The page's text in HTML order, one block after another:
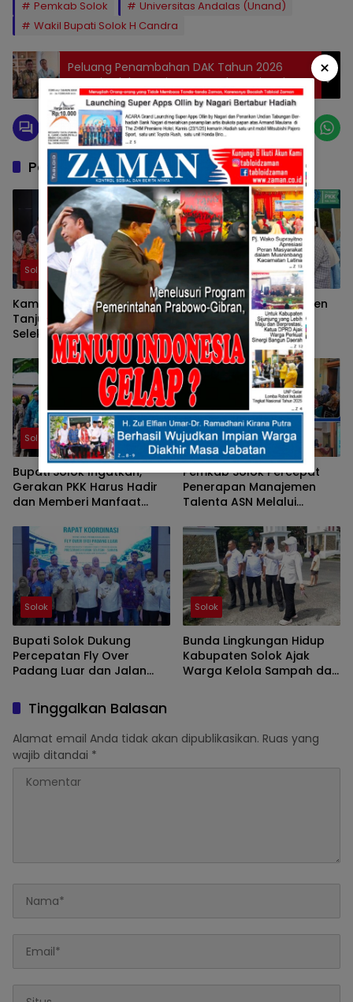
Pemkab Solok
Universitas Andalas (Unand)
Wakil Bupati Solok H Candra
Peluang Penambahan DAK Tahun 2026
Bupati Solok Jon Firman Pandu Kunjungi
Bappenas
Pos Terkait
Solok
Kampung KB Nagari
Tanjung Balik Solok Ikuti
Seleksi Wawancara
Tingkat Nasional 2026
Ketua TP-PKK Kabupaten
Solok Tunjukkan
Kepedulian terhadap
Korban Bencana
Sepanjang 2025
Solok
Bupati Solok Ingatkan,
Gerakan PKK Harus Hadir
dan Memberi Manfaat
Solok
Pemkab Solok Percepat
Penerapan Manajemen
Talenta ASN Melalui
Solok
Bupati Solok Dukung
Percepatan Fly Over
Padang Luar dan Jalan
Solok
Bunda Lingkungan Hidup
Kabupaten Solok Ajak
Warga Kelola Sampah dari
Tinggalkan Balasan
Alamat email Anda tidak akan dipublikasikan. Ruas yang
wajib ditandai *
×